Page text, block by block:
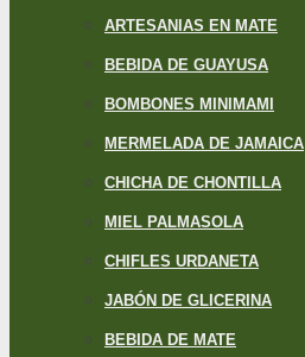
ARTESANIAS EN MATE
BEBIDA DE GUAYUSA
BOMBONES MINIMAMI
MERMELADA DE JAMAICA
CHICHA DE CHONTILLA
MIEL PALMASOLA
CHIFLES URDANETA
JABÓN DE GLICERINA
BEBIDA DE MATE